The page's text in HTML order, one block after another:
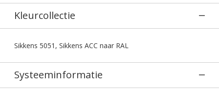
Kleurcollectie
Sikkens 5051, Sikkens ACC naar RAL
Systeeminformatie